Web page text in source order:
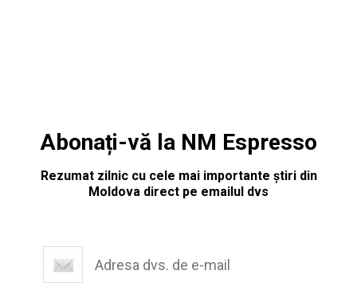
Abonați-vă la NM Espresso
Rezumat zilnic cu cele mai importante știri din
Moldova direct pe emailul dvs